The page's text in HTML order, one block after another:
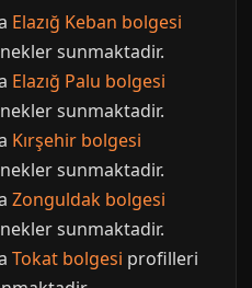
Elazığ Keban bolgesi
sunmaktadir.
Elazığ Palu bolgesi
sunmaktadir.
Kırşehir bolgesi
sunmaktadir.
Zonguldak bolgesi
sunmaktadir.
Tokat bolgesi profilleri